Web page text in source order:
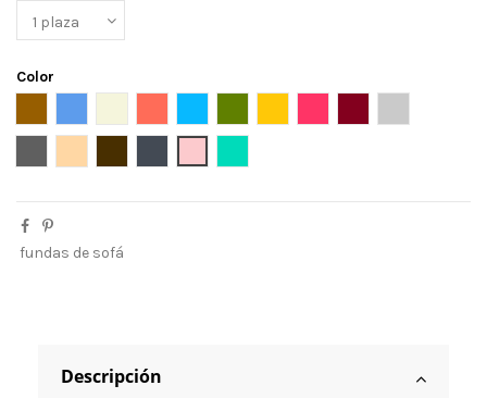
Color
fundas de sofá
Descripción